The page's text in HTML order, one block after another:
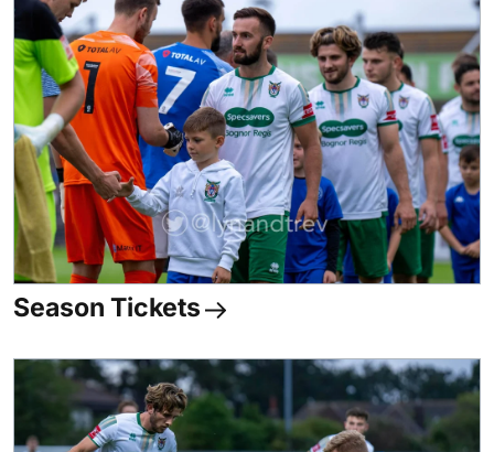
Season Tickets